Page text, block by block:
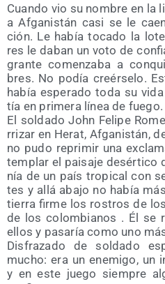
Cuan­do vio su nom­bre en la
a Afga­nis­tán casi se le
ción. Le había toca­do la
res le daban un voto de
gran­te comen­za­ba a
bres. No podía creér­se­lo.
había espe­ra­do toda su
tía en pri­me­ra línea de fuego.
El sol­da­do John Feli­pe
rri­zar en Herat, Afga­nis­tán,
no pudo repri­mir una
tem­plar el pai­sa­je desér­ti­co
nía de un país tro­pi­cal con
tes y allá aba­jo no había
tie­rra fir­me los ros­tros de
de los colom­bia­nos . Él se
ellos y pasa­ría como uno
Dis­fra­za­do de sol­da­do
mucho: era un enemi­go, un
y en este jue­go siem­pre